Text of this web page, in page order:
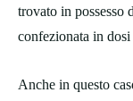
trovato in possesso
confezionata in
Anche in questo